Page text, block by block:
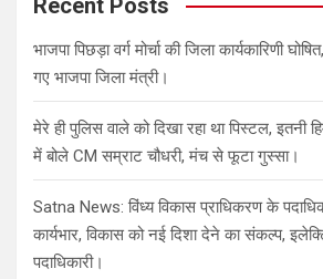
Recent Posts
भाजपा पिछड़ा वर्ग मोर्चा की जिला कार्यकारिणी
गए भाजपा जिला मंत्री।
मेरे ही पुलिस वाले को दिखा रहा था पिस्टल, इतनी
में बोले CM सम्राट चौधरी, मंच से फूटा गुस्सा।
Satna News: विंध्य विकास प्राधिकरण के
कार्यभार, विकास को नई दिशा देने का संकल्प,
पदाधिकारी।